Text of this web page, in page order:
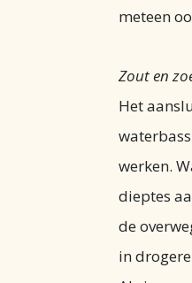
meteen
Zout en
Het
werken.
dieptes
de
in